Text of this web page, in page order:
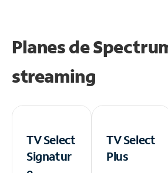
Planes de
streaming
TV Select
Signatur
TV Select
Plus